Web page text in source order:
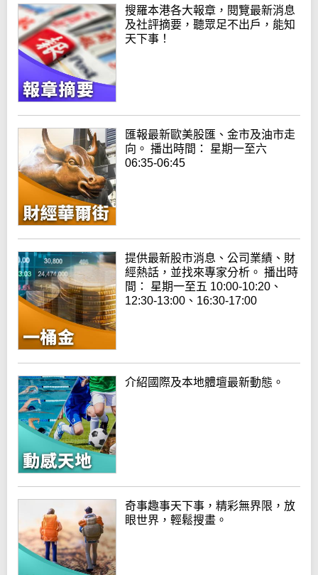
搜羅本港各大報章，閱覽最新消息
及社評摘要，聽眾足不出戶，能知
天下事！
匯報最新歐美股匯、金市及油市走
向。 播出時間： 星期一至六
06:35-06:45
提供最新股市消息、公司業績、財
經熱話，並找來專家分析。 播出時
間： 星期一至五 10:00-10:20、
12:30-13:00、16:30-17:00
介紹國際及本地體壇最新動態。
奇事趣事天下事，精彩無界限，放
眼世界，輕鬆搜畫。